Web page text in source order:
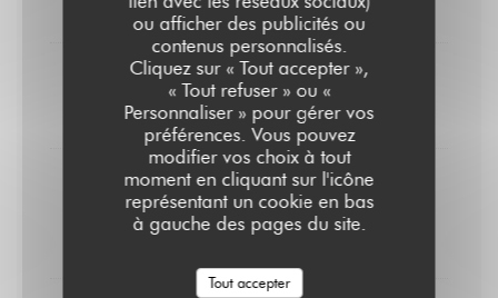
ou afficher des publicités ou
contenus personnalisés.
Cliquez sur « Tout accepter »,
« Tout refuser » ou «
Personnaliser » pour gérer vos
préférences. Vous pouvez
modifier vos choix à tout
moment en cliquant sur l'icône
représentant un cookie en bas
à gauche des pages du site.
Tout accepter
8,00 EUR
Crème brûlée
9,00 EUR
Pain perdu
Caramel au beurre salé & chantilly